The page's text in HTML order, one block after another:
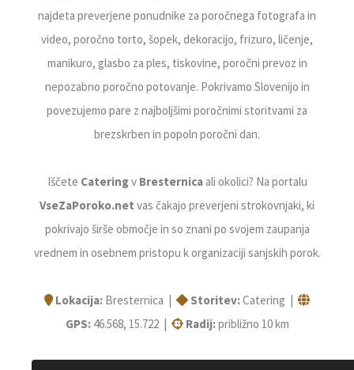
najdeta preverjene ponudnike za poročnega fotografa in
video, poročno torto, šopek, dekoracijo, frizuro, ličenje,
manikuro, glasbo za ples, tiskovine, poročni prevoz in
nepozabno poročno potovanje. Pokrivamo Slovenijo in
povezujemo pare z najboljšimi poročnimi storitvami za
brezskrben in popoln poročni dan.
Iščete Cateringv Bresternicaali okolici? Na portalu
VseZaPoroko.net vas čakajo preverjeni strokovnjaki, ki
pokrivajo širše območje in so znani po svojem zaupanja
vrednem in osebnem pristopu k organizaciji sanjskih porok.
Lokacija: Bresternica | Storitev:Catering |
GPS:46.568, 15.722 | Radij:približno 10 km